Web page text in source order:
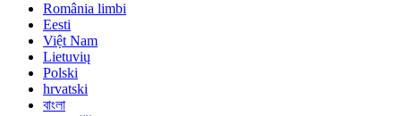
România limbi
Eesti
Việt Nam
Lietuvių
Polski
hrvatski
বাংলা